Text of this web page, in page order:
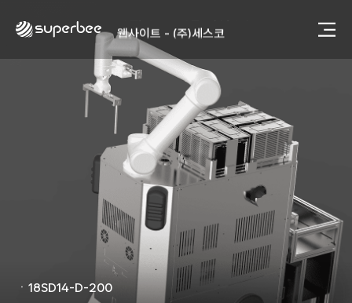
웹사이트 - (주)세스코
제품디자인 - 삼성전자㈜
동영상, CI - 카피어랜드㈜
동영상, 홈페이지 - (주)분독
동영상, 카탈로그 - 피자마루
웹사이트 - 백조씽크
사진, 광고디자인 - 중외제약
패키지, 디자인 - 고려은단
동영상 - (주)듀오백
동영상 - ㈜고피자
동영상 - 모모스커피㈜
동영상 - 삼양홀딩스
동영상 - 킷캣
사진, 광고디자인 - (주)화요
사진, 광고디자인 - (주)광주요
ㆍ 18SD14-D-200